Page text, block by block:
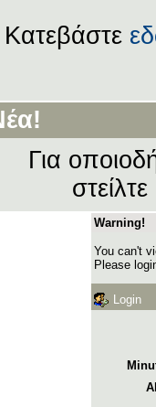
Κατεβάστε
Για
Warning!
You can't
Please
Login